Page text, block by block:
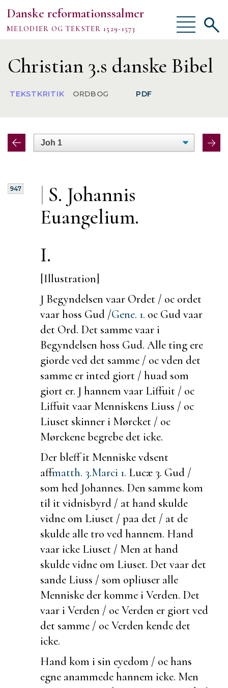
Danske reformationssalmer
MELODIER OG TEKSTER 1529-1573
Vis/skjul
menu
Om
TEKSTER
MELODIER
Vis/
Christian 3.s danske Bibel
TEKSTKRITIK ORDBOG PDF
|
947
S. Johannis
Euangelium.
I.
[Illustration]
J Begyndelsen vaar Ordet / oc ordet
vaar hoss Gud /Gene. 1. oc Gud vaar
det Ord. Det samme vaar i
Begyndelsen hoss Gud. Alle ting ere
giorde ved det samme / oc vden det
samme er inted giort / huad som
giort er. J hannem vaar Liffuit / oc
Liffuit vaar Menniskens Liuss / oc
Liuset skinner i Mørcket / oc
Mørckene begrebe det icke.
Der bleff it Menniske vdsent
affmatth. 3.Marci 1. Lucæ 3. Gud /
som hed Johannes. Den samme kom
til itvidnisbyrd / at hand skulde
vidne om Liuset / paa det / at de
skulde alle tro ved hannem. Hand
vaar icke Liuset / Men at hand
skulde vidne om Liuset. Det vaar det
sande Liuss / som opliuser alle
Menniske der komme i Verden. Det
vaar i Verden / oc Verden er giort ved
det samme / oc Verden kende det
icke.
Hand kom i sin eyedom / oc hans
egne anammede hannem icke. Men